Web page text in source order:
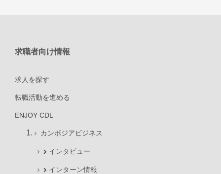
求職者向け情報
求人を探す
転職活動を進める
ENJOY CDL
カンボジアビジネス
インタビュー
インターン情報